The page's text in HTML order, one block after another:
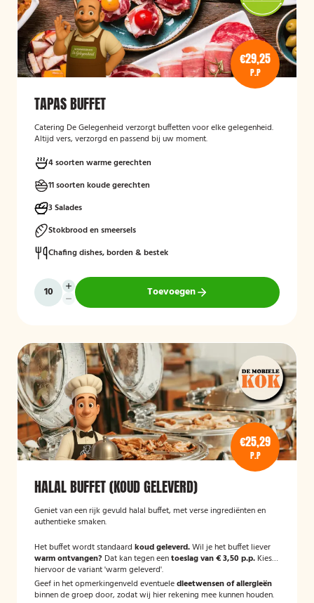
€29,25
P.P
TAPAS BUFFET
Catering De Gelegenheid verzorgt buffetten voor elke gelegenheid.
Altijd vers, verzorgd en passend bij uw moment.
4 soorten warme gerechten
11 soorten koude gerechten
3 Salades
Stokbrood en smeersels
Chafing dishes, borden & bestek
Toevoegen
€25,29
P.P
HALAL BUFFET (KOUD GELEVERD)
Geniet van een rijk gevuld halal buffet, met verse ingrediënten en
authentieke smaken.
Het buffet wordt standaard koud geleverd.Wil je het buffet liever
warm ontvangen? Dat kan tegen eentoeslag van € 3,50 p.p. Kies
hiervoor de variant 'warm geleverd'.
Geef in het opmerkingenveld eventueledieetwensen of allergieën
binnen de groep door, zodat wij hier rekening mee kunnen houden.